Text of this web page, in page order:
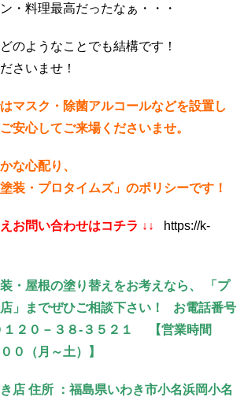
・料理最高だったなぁ・・・
のようなことでも結構です！
さいませ！
マスク・除菌アルコールなどを設置し
安心してご来場くださいませ。
な心配り、
装・プロタイムズ」のポリシーです！
お問い合わせはコチラ ↓↓
https://k-
・屋根の塗り替えをお考えなら、 「プ
」までぜひご相談下さい！ お電話番号
２０－３８-３５２１ 【営業時間
０（月～土）】
店 住所 ：福島県いわき市小名浜岡小名